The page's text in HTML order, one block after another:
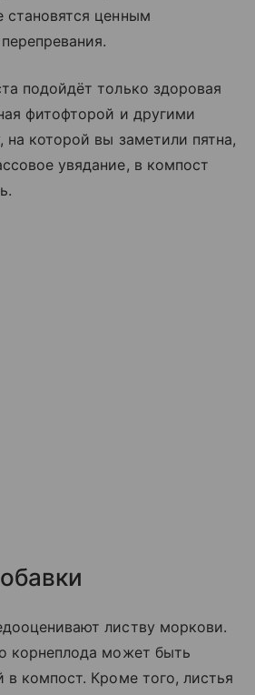
становятся ценным
подойдёт только здоровая
фитофторой и другими
на которой вы заметили пятна,
увядание, в компост
листву моркови.
корнеплода может быть
в компост. Кроме того, листья